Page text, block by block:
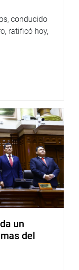
y retirados
sus vidas
el parlamentario
junto a la
visita
adultos mayores
conducido
ratificó hoy,
un
del